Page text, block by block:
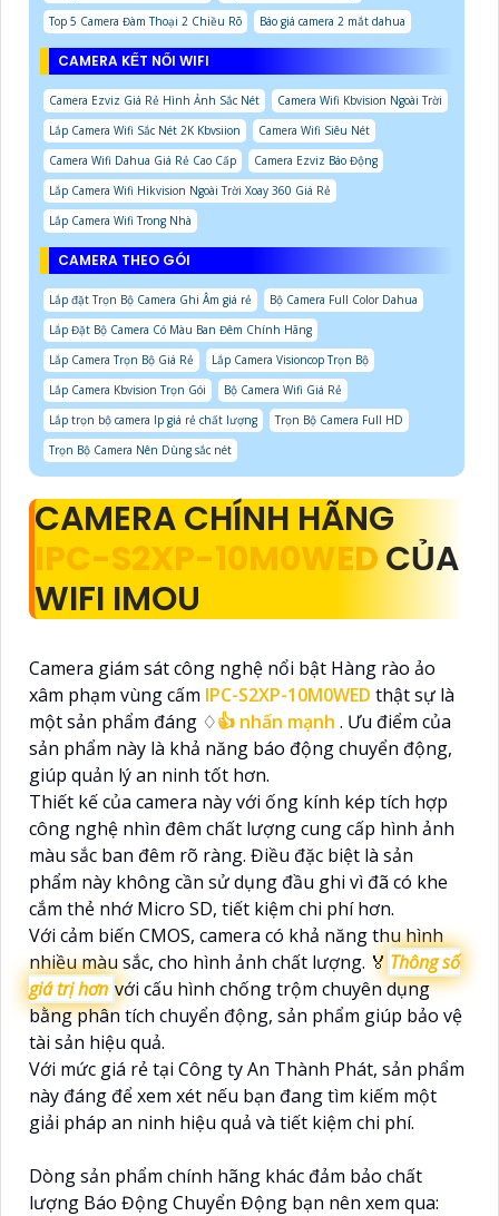
Top 5 Camera Đàm Thoại 2 Chiều Rõ
Báo giá camera 2 mắt dahua
CAMERA KẾT NỐI WIFI
Camera Ezviz Giá Rẻ Hình Ảnh Sắc Nét
Camera Wifi Kbvision Ngoài Trời
Lắp Camera Wifi Sắc Nét 2K Kbvsiion
Camera Wifi Siêu Nét
Camera Wifi Dahua Giá Rẻ Cao Cấp
Camera Ezviz Báo Động
Lắp Camera Wifi Hikvision Ngoài Trời Xoay 360 Giá Rẻ
Lắp Camera Wifi Trong Nhà
CAMERA THEO GÓI
Lắp đặt Trọn Bộ Camera Ghi Âm giá rẻ
Bộ Camera Full Color Dahua
Lắp Đặt Bộ Camera Có Màu Ban Đêm Chính Hãng
Lắp Camera Trọn Bộ Giá Rẻ
Lắp Camera Visioncop Trọn Bộ
Lắp Camera Kbvision Trọn Gói
Bộ Camera Wifi Giá Rẻ
Lắp trọn bộ camera Ip giá rẻ chất lượng
Trọn Bộ Camera Full HD
Trọn Bộ Camera Nên Dùng sắc nét
CAMERA CHÍNH HÃNG
IPC-S2XP-10M0WEDCỦA
WIFI IMOU
Camera giám sát công nghệ nổi bật Hàng rào ảo
xâm phạm vùng cấm IPC-S2XP-10M0WED thật sự là
một sản phẩm đáng ♢👍 nhấn mạnh . Ưu điểm của
sản phẩm này là khả năng báo động chuyển động,
giúp quản lý an ninh tốt hơn.
Thiết kế của camera này với ống kính kép tích hợp
công nghệ nhìn đêm chất lượng cung cấp hình ảnh
màu sắc ban đêm rõ ràng. Điều đặc biệt là sản
phẩm này không cần sử dụng đầu ghi vì đã có khe
cắm thẻ nhớ Micro SD, tiết kiệm chi phí hơn.
Với cảm biến CMOS, camera có khả năng thu hình
nhiều màu sắc, cho hình ảnh chất lượng. ️🏅 Thông số
giá trị hơn với cấu hình chống trộm chuyên dụng
bằng phân tích chuyển động, sản phẩm giúp bảo vệ
tài sản hiệu quả.
Với mức giá rẻ tại Công ty An Thành Phát, sản phẩm
này đáng để xem xét nếu bạn đang tìm kiếm một
giải pháp an ninh hiệu quả và tiết kiệm chi phí.
Dòng sản phẩm chính hãng khác đảm bảo chất
lượng Báo Động Chuyển Động bạn nên xem qua: